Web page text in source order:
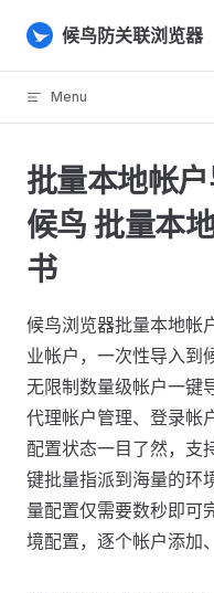
Skip to content
候鸟防关联浏览器
Menu
批量本地帐
候鸟 批量本
书
候鸟浏览器批量本地帐
业帐户，一次性导入到
无限制数量级帐户一键
代理帐户管理、登录帐
配置状态一目了然，支
键批量指派到海量的环
量配置仅需要数秒即可
境配置，逐个帐户添加